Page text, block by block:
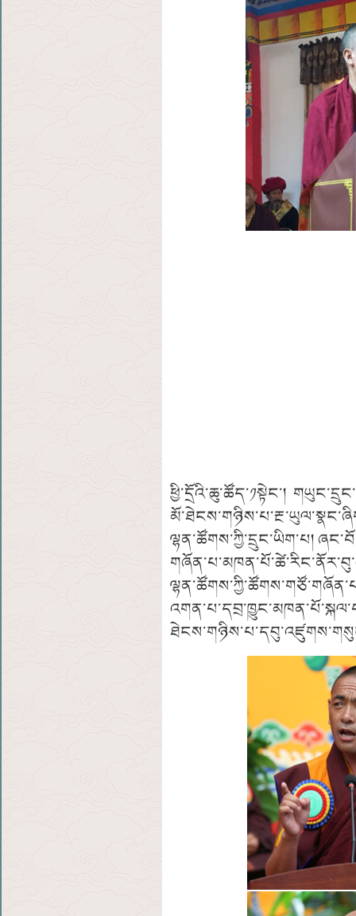
ཕྱི་དྲོའི་ཆུ་ཚོད་༡སྟེང་།
ལྷན་ཚོགས་ཀྱི་དྲུང་ཡིག་པ།